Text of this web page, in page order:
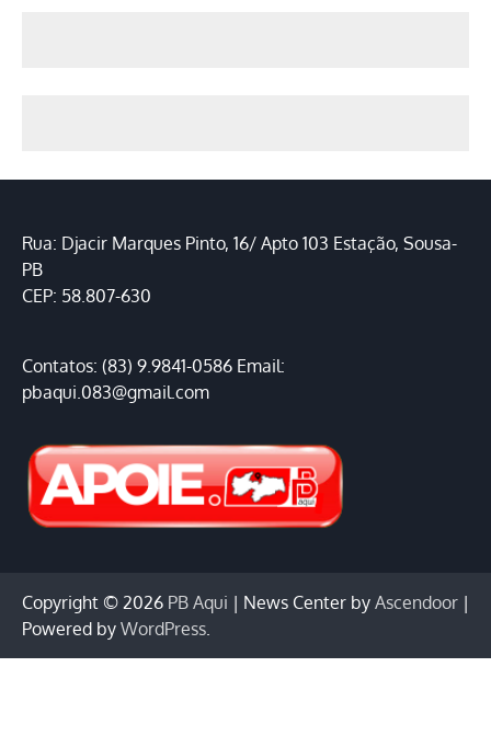
Rua: Djacir Marques Pinto, 16/ Apto 103 Estação, Sousa-
PB
CEP: 58.807-630
Contatos: (83) 9.9841-0586 Email:
pbaqui.083@gmail.com
Copyright © 2026 PB Aqui | News Center by Ascendoor |
Powered by WordPress.